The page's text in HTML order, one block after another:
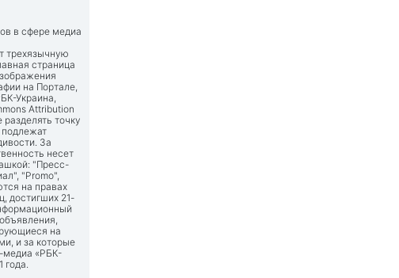
в сфере медиа
трехязычную
страница
на Портале,
Украина,
Attribution
точку
За
несет
"Пресс-
"Promo",
на правах
достигших 21-
на
и за которые
медиа «РБК-
года.